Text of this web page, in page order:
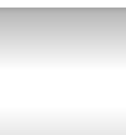
miss6teen